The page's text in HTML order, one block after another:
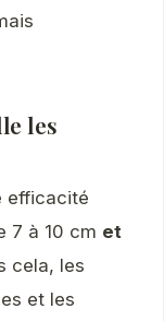
les
efficacité
7 à 10 cm et
cela, les
et les